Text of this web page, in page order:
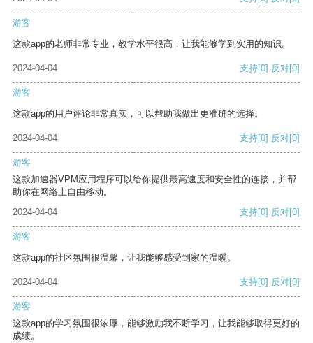
游客
这款app的老师非常专业，教学水平很高，让我能够学到实用的知识。
2024-04-04 支持[0] 反对[0]
游客
这款app的用户评论非常真实，可以帮助我做出更准确的选择。
2024-04-04 支持[0] 反对[0]
游客
这款加速器VPM应用程序可以给你提供最高速度和安全性的连接，并帮
助你在网络上自由移动。
2024-04-04
支持[0] 反对[0]
游客
这款app的社区氛围很温馨，让我能够感受到家的温暖。
2024-04-04 支持[0] 反对[0]
游客
这款app的学习氛围很浓厚，能够激励我不断学习，让我能够取得更好的
成绩。